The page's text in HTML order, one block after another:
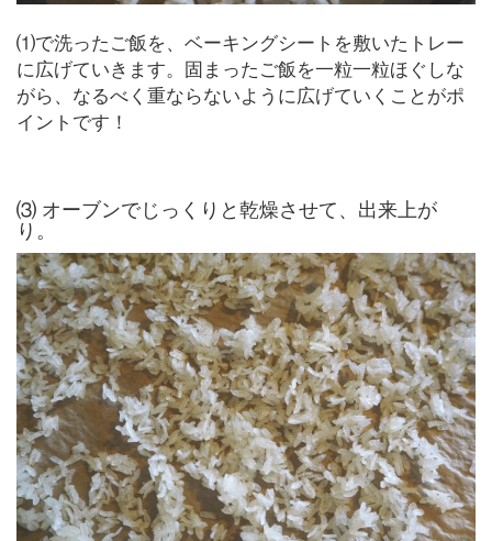
⑴で洗ったご飯を、ベーキングシートを敷いたトレー
に広げていきます。固まったご飯を一粒一粒ほぐしな
がら、なるべく重ならないように広げていくことがポ
イントです！
⑶ オーブンでじっくりと乾燥させて、出来上が
り。